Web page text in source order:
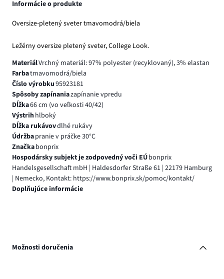
Informácie o produkte
Oversize-pletený sveter tmavomodrá/biela
Ležérny oversize pletený sveter, College Look.
MateriálVrchný materiál: 97% polyester (recyklovaný), 3% elastan
Farbatmavomodrá/biela
Číslo výrobku95923181
Spôsoby zapínaniazapínanie vpredu
Dĺžka66 cm (vo veľkosti 40/42)
Výstrihhlboký
Dĺžka rukávovdlhé rukávy
Údržbapranie v práčke 30°C
Značkabonprix
Hospodársky subjekt je zodpovedný voči EÚbonprix
Handelsgesellschaft mbH | Haldesdorfer Straße 61 | 22179 Hamburg
| Nemecko, Kontakt: https://www.bonprix.sk/pomoc/kontakt/
Doplňujúce informácie
Možnosti doručenia